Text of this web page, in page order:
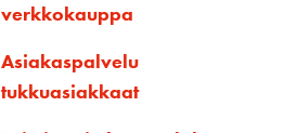
verkkokauppa
Asiakaspalvelu
tukkuasiakkaat